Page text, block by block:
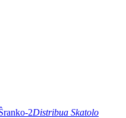
Distribua Skatolo